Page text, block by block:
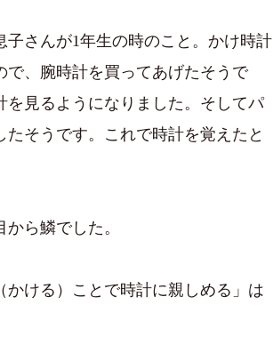
さんが1年生の時のこと。かけ時計
、腕時計を買ってあげたそうで
見るようになりました。そしてパ
そうです。これで時計を覚えたと
ら鱗でした。
かける）ことで時計に親しめる」は